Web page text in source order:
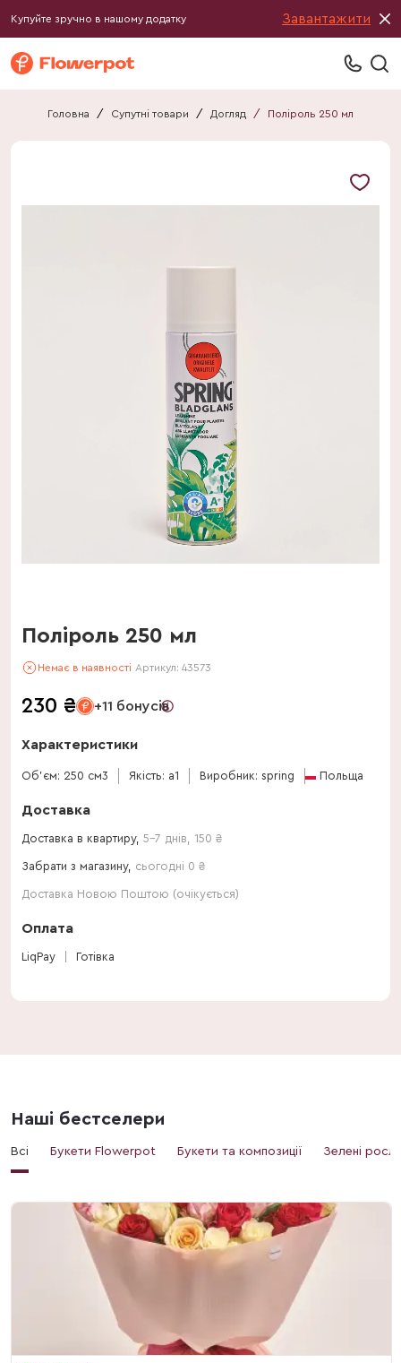
Купуйте зручно в нашому додатку Завантажити
Головна / Супутні товари / Догляд / Поліроль 250 мл
Поліроль 250 мл
Немає в наявності Артикул: 43573
230 ₴ +11 бонусів
Характеристики
Об'єм: 250 см3 Якість: a1 Виробник: spring Польща
Доставка
Доставка в квартиру, 5-7 днів 150 ₴
Забрати з магазину, сьогодні 0 ₴
Доставка Новою Поштою (очікується)
Оплата
LiqPay Готівка
Наші бестселери
Всі Букети Flowerpot Букети та композиції Зелені